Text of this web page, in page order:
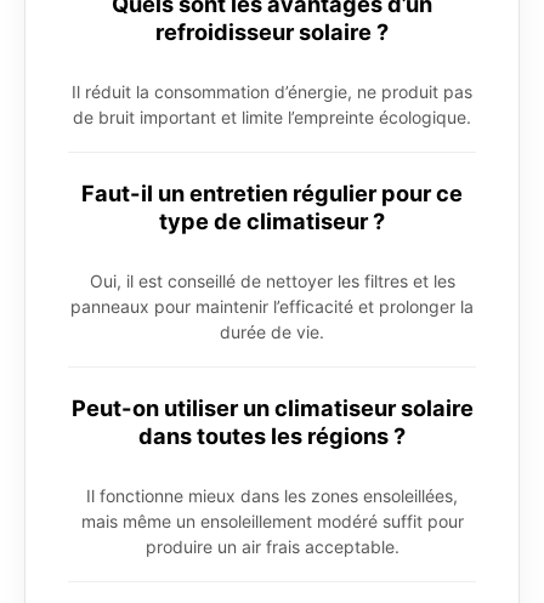
refroidisseur solaire ?
Il réduit la consommation d’énergie, ne produit pas
de bruit important et limite l’empreinte écologique.
Faut-il un entretien régulier pour ce
type de climatiseur ?
Oui, il est conseillé de nettoyer les filtres et les
panneaux pour maintenir l’efficacité et prolonger la
durée de vie.
Peut-on utiliser un climatiseur solaire
dans toutes les régions ?
Il fonctionne mieux dans les zones ensoleillées,
mais même un ensoleillement modéré suffit pour
produire un air frais acceptable.